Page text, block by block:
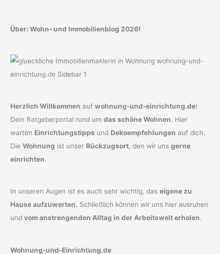
Über: Wohn- und Immobilienblog 2026!
Herzlich Willkommen aufwohnung-und-einrichtung.de!
Dein Ratgeberportal rund umdas schöne Wohnen. Hier
warten Einrichtungstipps und Dekoempfehlungen auf dich.
DieWohnung ist unser Rückzugsort, den wir unsgerne
einrichten.
In unseren Augen ist es auch sehr wichtig, daseigene zu
Hause aufzuwerten. Schließlich können wir uns hier ausruhen
undvom anstrengenden Alltag in der Arbeitswelt erholen.
Wohnung-und-Einrichtung.de